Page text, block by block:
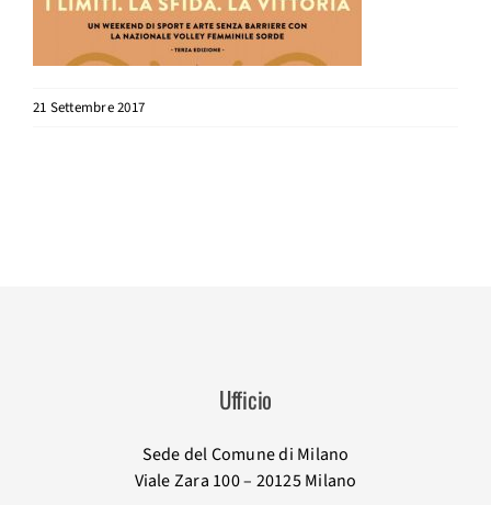
21 Settembre 2017
Ufficio
Sede del Comune di Milano
Viale Zara 100 – 20125 Milano